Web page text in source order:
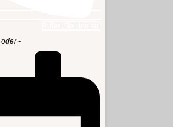
oder -